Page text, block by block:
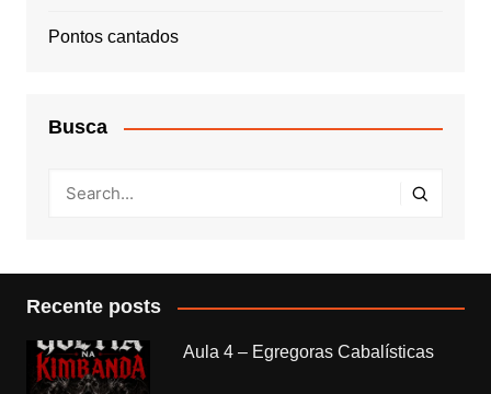
Pontos cantados
Busca
Recente posts
Aula 4 – Egregoras Cabalísticas